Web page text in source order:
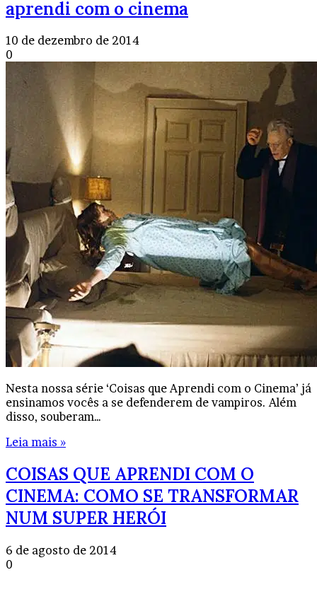
aprendi com o cinema
10 de dezembro de 2014
0
Nesta nossa série ‘Coisas que Aprendi com o Cinema’ já
ensinamos vocês a se defenderem de vampiros. Além
disso, souberam…
Leia mais »
COISAS QUE APRENDI COM O
CINEMA: COMO SE TRANSFORMAR
NUM SUPER HERÓI
6 de agosto de 2014
0